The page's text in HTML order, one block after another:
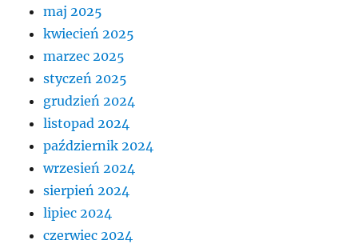
maj 2025
kwiecień 2025
marzec 2025
styczeń 2025
grudzień 2024
listopad 2024
październik 2024
wrzesień 2024
sierpień 2024
lipiec 2024
czerwiec 2024